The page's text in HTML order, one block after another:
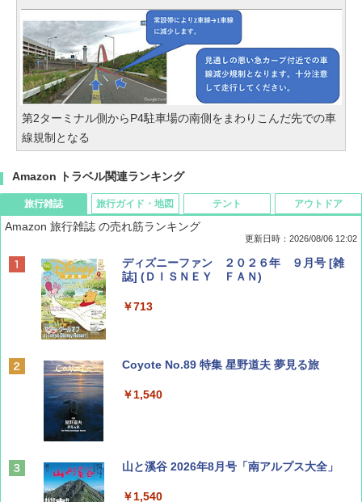
第2ターミナル側からP4駐車場の南側をまわりこんだ先での車
線規制となる
Amazon トラベル関連ランキング
旅行雑誌
Amazon 旅行雑誌 の売れ筋ランキング
更新日時：2026/08/06 12:02
ディズニーファン ２０２６年 ９月号 [雑
誌] (ＤＩＳＮＥＹ ＦＡＮ)
￥713
Coyote No.89 特集 星野道夫 夢見る旅
￥1,540
山と溪谷 2026年8月号「南アルプス大全」
￥1,540
旅行ガイド・地図 テント アウトドア